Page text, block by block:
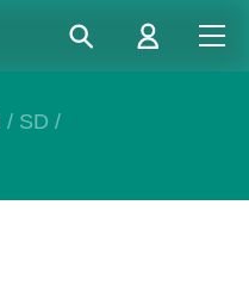
/ SD /